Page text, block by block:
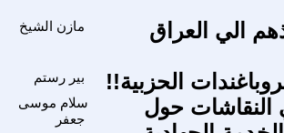
مازن الشيخ
الي العراق
بير رستم الحزبية!!
سلام موسى
جعفر
حول